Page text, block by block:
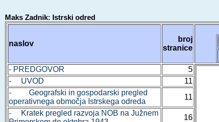
Maks Zadnik: Istrski odred
naslov
broj
stranice
- PREDGOVOR
5
- UVOD
11
- Geografski in gospodarski pregled
operativnega območja Istrskega odreda
11
- Kratek pregled razvoja NOB na Južnem
16